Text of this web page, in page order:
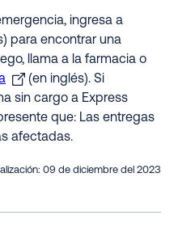
ingresa a
para encontrar una
llama a la farmacia o
(en inglés). Si
sin cargo a Express
que: Las entregas
afectadas.
09 de diciembre del 2023